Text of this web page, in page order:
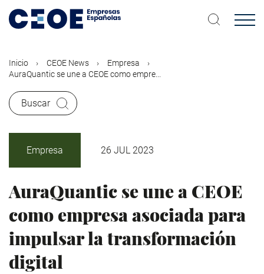
contenido
Inicio CEOE News
Empresa
AuraQuantic se une a CEOE como empre...
Buscar
Empresa 26 JUL 2023
AuraQuantic se une a CEOE
como empresa asociada para
impulsar la transformación
digital